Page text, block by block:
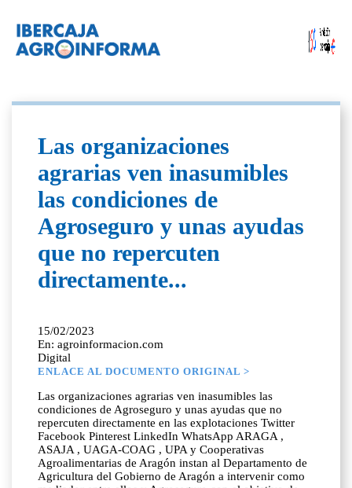
Las organizaciones
agrarias ven inasumibles
las condiciones de
Agroseguro y unas ayudas
que no repercuten
directamente...
15/02/2023
En: agroinformacion.com
Digital
ENLACE AL DOCUMENTO ORIGINAL >
Las organizaciones agrarias ven inasumibles las
condiciones de Agroseguro y unas ayudas que no
repercuten directamente en las explotaciones Twitter
Facebook Pinterest LinkedIn WhatsApp ARAGA ,
ASAJA , UAGA-COAG , UPA y Cooperativas
Agroalimentarias de Aragón instan al Departamento de
Agricultura del Gobierno de Aragón a intervenir como